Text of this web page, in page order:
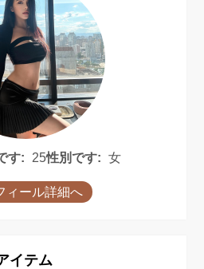
す: 25性別です: 女
ィール詳細へ
イテム